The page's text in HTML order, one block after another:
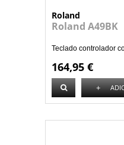
Roland
Roland A49BK
Teclado controlador
164,95 €
+